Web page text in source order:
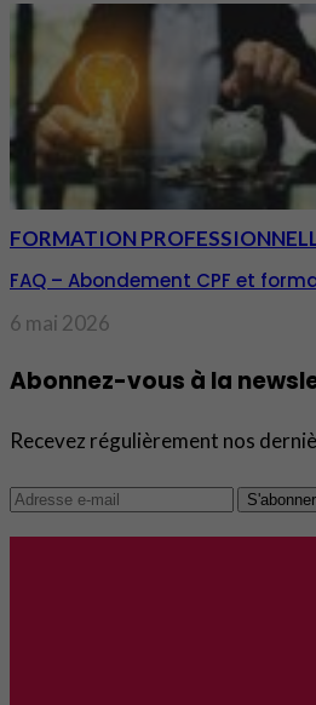
FORMATION
FAQ – Abondement CPF et
6 mai 2026
Abonnez-vous à la
Recevez régulièrement nos
S'abonner